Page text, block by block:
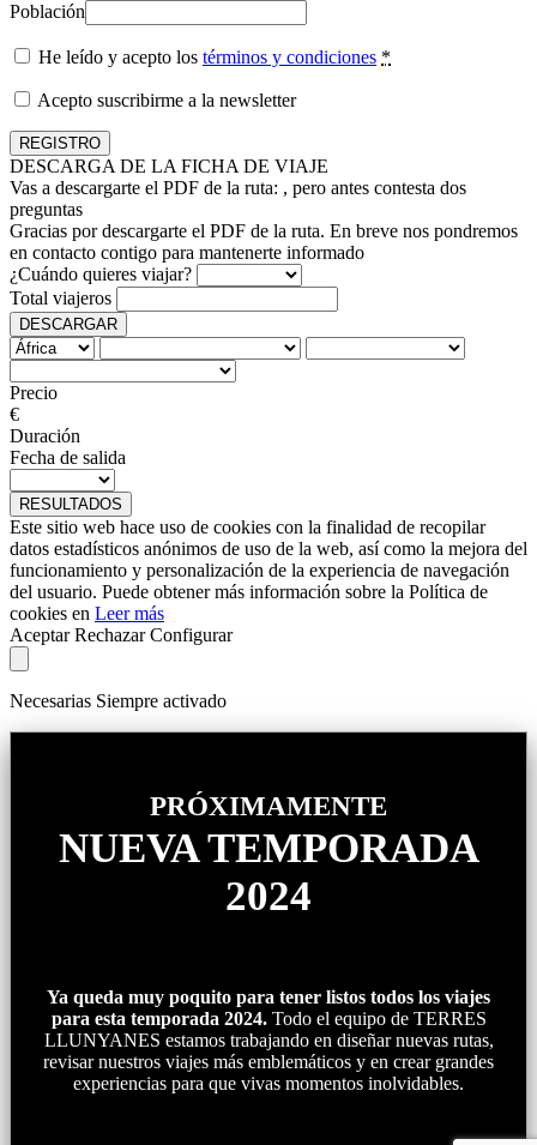
Población
He leído y acepto los términos y condiciones *
Acepto suscribirme a la newsletter
DESCARGA DE LA FICHA DE VIAJE
Vas a descargarte el PDF de la ruta: , pero antes contesta dos
preguntas
Gracias por descargarte el PDF de la ruta. En breve nos pondremos
en contacto contigo para mantenerte informado
¿Cuándo quieres viajar?
Total viajeros
DESCARGAR
Precio
€
Duración
Fecha de salida
RESULTADOS
Este sitio web hace uso de cookies con la finalidad de recopilar
datos estadísticos anónimos de uso de la web, así como la mejora del
funcionamiento y personalización de la experiencia de navegación
del usuario. Puede obtener más información sobre la Política de
cookies en Leer más
Aceptar Rechazar Configurar
Necesarias Siempre activado
PRÓXIMAMENTE
NUEVA TEMPORADA
2024
Ya queda muy poquito para tener listos todos los viajes
para esta temporada 2024.Todo el equipo de TERRES
LLUNYANES estamos trabajando en diseñar nuevas rutas,
revisar nuestros viajes más emblemáticos y en crear grandes
experiencias para que vivas momentos inolvidables.